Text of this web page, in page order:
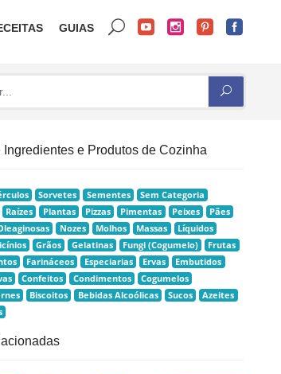
GUIAS
Ingredientes e Produtos de Cozinha
Sorvetes Sementes
Sem Categoria
Raízes Plantas Pizzas Pimentas Peixes
Pães
Nozes Molhos Massas
Líquidos
Grãos Gelatinas Fungi (Cogumelo)
Frutas
Farináceos Especiarias Ervas
Embutidos
Confeitos Condimentos
Cogumelos
Biscoitos Bebidas Alcoólicas Sucos
Azeites